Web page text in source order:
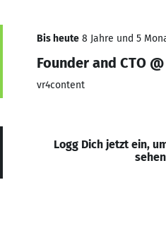
Bis heute 8 Jahre und 5
Founder and CTO
vr4content
Logg Dich jetzt ein,